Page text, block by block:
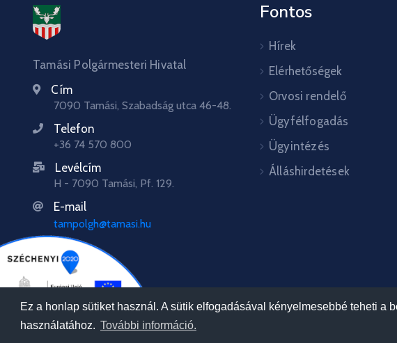
Ez a honlap sütiket használ. A sütik elfogadásával kényelmesebbé teheti
használatához. További információ.
Tamási Polgármesteri Hivatal
Cím
7090 Tamási, Szabadság utca 46-48.
Telefon
+36 74 570 800
Levélcím
H - 7090 Tamási, Pf. 129.
E-mail
tampolgh@tamasi.hu
Fontos
Hírek
Elérhetőségek
Orvosi rendelő
Ügyfélfogadás
Ügyintézés
Álláshirdetések